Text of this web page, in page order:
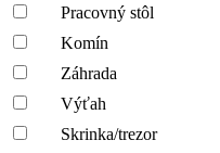
Pracovný stôl
Komín
Záhrada
Výťah
Skrinka/trezor